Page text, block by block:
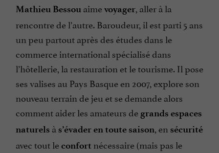
Mathieu Bessou aimevoyager , aller à la
rencontre de l’autre. Baroudeur, il est parti 5 ans
un peu partout après des études dans le
commerce international spécialisé dans
l’hôtellerie, la restauration et le tourisme. Il pose
ses valises au Pays Basque en 2007, explore son
nouveau terrain de jeu et se demande alors
comment aider les amateurs de grands espaces
naturels à s’évader en toute saison , en sécurité
avec tout leconfort nécessaire (mais pas le